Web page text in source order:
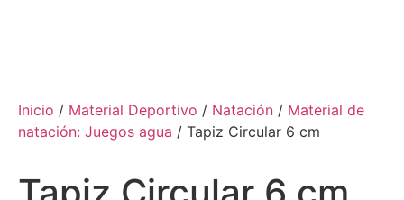
Inicio / Material Deportivo / Natación / Material de
natación: Juegos agua / Tapiz Circular 6 cm